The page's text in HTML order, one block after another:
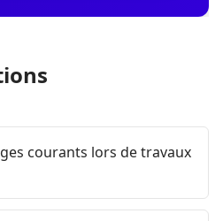
courants lors de travaux